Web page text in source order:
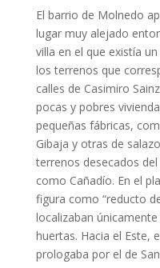
El barrio de Molnedo
lugar muy alejado
villa en el que existía
los terrenos que
calles de Casimiro
pocas y pobres
pequeñas fábricas,
Gibaja y otras de
terrenos desecados
como Cañadío. En el
figura como “reducto
localizaban
huertas. Hacia el Este,
prologaba por el de